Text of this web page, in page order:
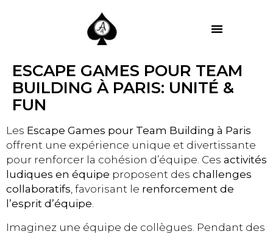
ESCAPE GAMES POUR TEAM
BUILDING À PARIS: UNITÉ &
FUN
Les Escape Games pour Team Building à Paris
offrent une expérience unique et divertissante
pour renforcer la cohésion d’équipe. Ces activités
ludiques en équipe proposent des challenges
collaboratifs, favorisant le renforcement de
l’esprit d’équipe.
Imaginez une équipe de collègues. Pendant des